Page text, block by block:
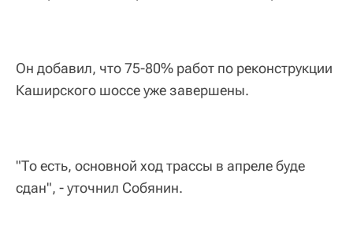
Он добавил, что 75-80% работ по реконструкции
Каширского шоссе уже завершены.
"То есть, основной ход трассы в апреле буде
сдан", - уточнил Собянин.